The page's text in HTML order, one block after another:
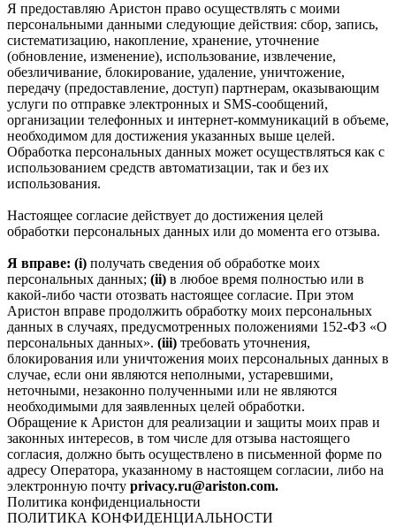
Я предоставляю Аристон право осуществлять с моими
персональными данными следующие действия: сбор, запись,
систематизацию, накопление, хранение, уточнение
(обновление, изменение), использование, извлечение,
обезличивание, блокирование, удаление, уничтожение,
передачу (предоставление, доступ) партнерам, оказывающим
услуги по отправке электронных и SMS‑сообщений,
организации телефонных и интернет‑коммуникаций в объеме,
необходимом для достижения указанных выше целей.
Обработка персональных данных может осуществляться как с
использованием средств автоматизации, так и без их
использования.
Настоящее согласие действует до достижения целей
обработки персональных данных или до момента его отзыва.
Я вправе: (i) получать сведения об обработке моих
персональных данных; (ii) в любое время полностью или в
какой-либо части отозвать настоящее согласие. При этом
Аристон вправе продолжить обработку моих персональных
данных в случаях, предусмотренных положениями 152-ФЗ «О
персональных данных». (iii) требовать уточнения,
блокирования или уничтожения моих персональных данных в
случае, если они являются неполными, устаревшими,
неточными, незаконно полученными или не являются
необходимыми для заявленных целей обработки.
Обращение к Аристон для реализации и защиты моих прав и
законных интересов, в том числе для отзыва настоящего
согласия, должно быть осуществлено в письменной форме по
адресу Оператора, указанному в настоящем согласии, либо на
электронную почту privacy.ru@ariston.com.
Политика конфиденциальности
ПОЛИТИКА КОНФИДЕНЦИАЛЬНОСТИ